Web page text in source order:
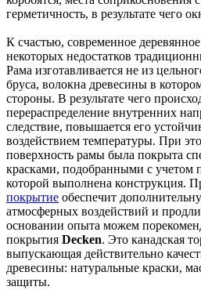
герметичность, в результате чего
К счастью, современное
некоторых недостатков
Рама изготавливается не из
бруса, волокна древесины в
стороны. В результате чего
перераспределение внутренних
следствие, повышается его
воздействием температуры. При
поверхность рамы была покрыта
красками, подобранными с учетом
которой выполнена конструкция.
покрытие обеспечит
атмосферных воздействий и
основании опыта можем
покрытия Decken. Это канадская
выпускающая действительно
древесины: натуральные краски,
защиты.